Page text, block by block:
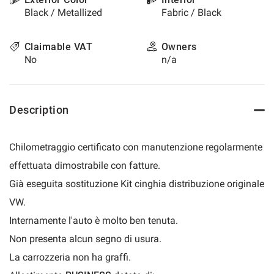
Black / Metallized
Fabric / Black
Claimable VAT
No
Owners
n/a
Description
Chilometraggio certificato con manutenzione regolarmente
effettuata dimostrabile con fatture.
Già eseguita sostituzione Kit cinghia distribuzione originale
VW.
Internamente l'auto è molto ben tenuta.
Non presenta alcun segno di usura.
La carrozzeria non ha graffi.
please
the
cookie
You
review
your
choices
at
any